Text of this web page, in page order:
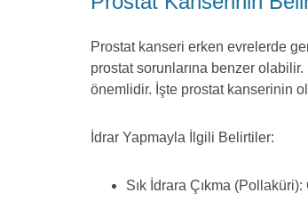
Prostat kanseri erken evrelerde
prostat sorunlarına benzer
önemlidir. İşte prostat kanserinin
İdrar Yapmayla İlgili Belirtiler:
Sık İdrara Çıkma